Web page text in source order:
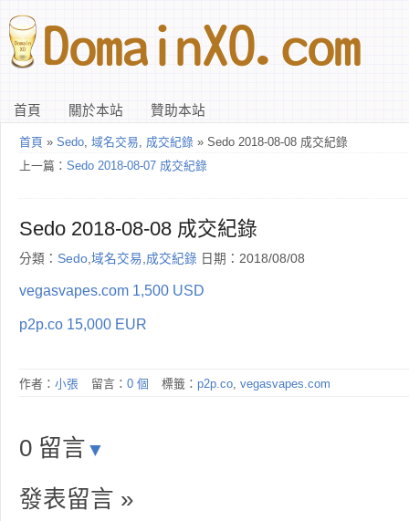
首頁 關於本站 贊助本站
首頁 » Sedo, 域名交易, 成交紀錄 » Sedo 2018-08-08 成交紀錄
上一篇： Sedo 2018-08-07 成交紀錄
Sedo 2018-08-08 成交紀錄
分類： Sedo,域名交易,成交紀錄 日期：2018/08/08
vegasvapes.com 1,500 USD
p2p.co 15,000 EUR
作者： 小張 留言： 0 個 標籤： p2p.co, vegasvapes.com
0 留言 ▼
發表留言 »